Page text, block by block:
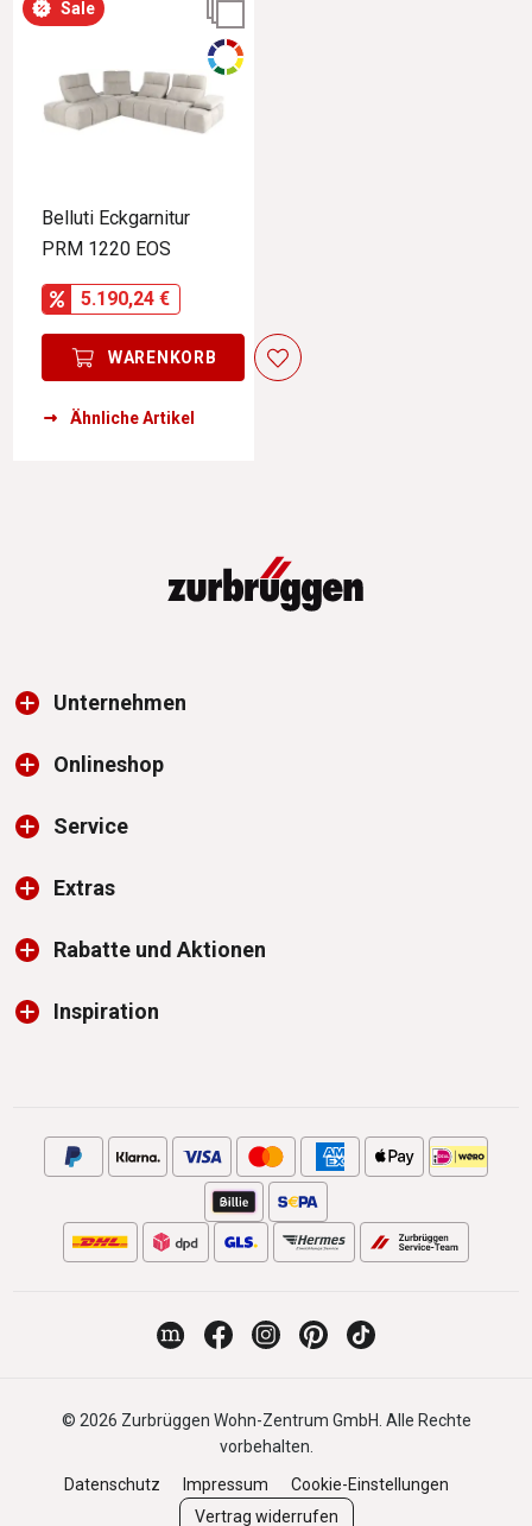
Sale
Belluti Eckgarnitur
PRM 1220 EOS
5.190,24 €
WARENKORB
Ähnliche Artikel
Unternehmen
Onlineshop
Service
Extras
Rabatte und Aktionen
Inspiration
© 2026 Zurbrüggen Wohn-Zentrum GmbH. Alle Rechte
vorbehalten.
Datenschutz
Impressum
Cookie-Einstellungen
Vertrag widerrufen